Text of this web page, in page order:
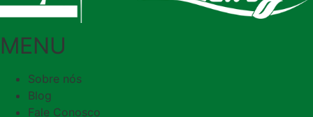
MENU
Sobre nós
Blog
Fale Conosco